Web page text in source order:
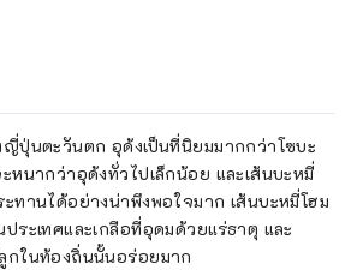
ปุ่นตะวันตก อุด้งเป็นที่นิยมมากกว่าโซบะ
หนากว่าอุด้งทั่วไปเล็กน้อย และเส้นบะหมี่
ทานได้อย่างน่าพึงพอใจมาก เส้นบะหมี่โฮม
ระเทศและเกลือที่อุดมด้วยแร่ธาตุ และ
กในท้องถิ่นนั้นอร่อยมาก